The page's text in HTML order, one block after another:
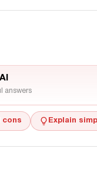
answers
cons Explain